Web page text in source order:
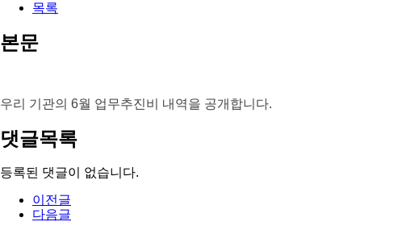
목록
본문
우리 기관의 6월 업무추진비 내역을 공개합니다.
댓글목록
등록된 댓글이 없습니다.
이전글
다음글